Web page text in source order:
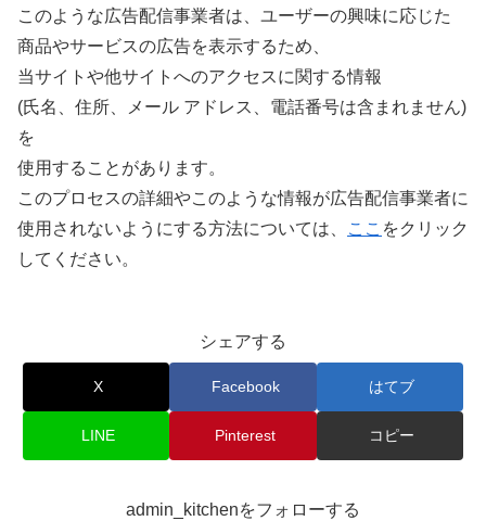
このような広告配信事業者は、ユーザーの興味に応じた
商品やサービスの広告を表示するため、
当サイトや他サイトへのアクセスに関する情報
(氏名、住所、メール アドレス、電話番号は含まれません)
を
使用することがあります。
このプロセスの詳細やこのような情報が広告配信事業者に
使用されないようにする方法については、
ここ をクリック
してください。
シェアする
X Facebook はてブ
LINE Pinterest コピー
admin_kitchenをフォローする